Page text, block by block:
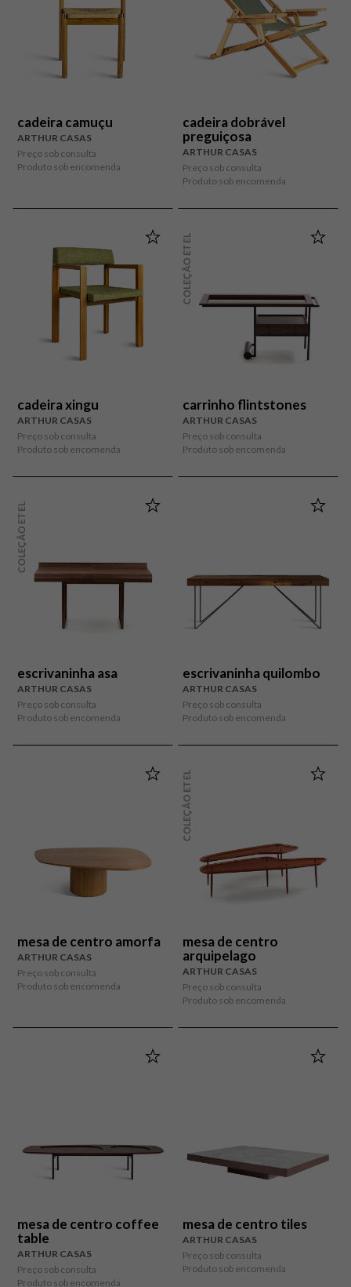
cadeira camuçu
ARTHUR CASAS
Preço sob consulta
Produto sob encomenda
cadeira dobrável
preguiçosa
ARTHUR CASAS
Preço sob consulta
Produto sob encomenda
cadeira xingu
ARTHUR CASAS
Preço sob consulta
Produto sob encomenda
COLEÇÃO ETEL
carrinho flintstones
ARTHUR CASAS
Preço sob consulta
Produto sob encomenda
COLEÇÃO ETEL
escrivaninha asa
ARTHUR CASAS
Preço sob consulta
Produto sob encomenda
escrivaninha quilombo
ARTHUR CASAS
Preço sob consulta
Produto sob encomenda
mesa de centro amorfa
ARTHUR CASAS
Preço sob consulta
Produto sob encomenda
COLEÇÃO ETEL
mesa de centro
arquipelago
ARTHUR CASAS
Preço sob consulta
Produto sob encomenda
mesa de centro coffee
table
ARTHUR CASAS
Preço sob consulta
Produto sob encomenda
mesa de centro tiles
ARTHUR CASAS
Preço sob consulta
Produto sob encomenda